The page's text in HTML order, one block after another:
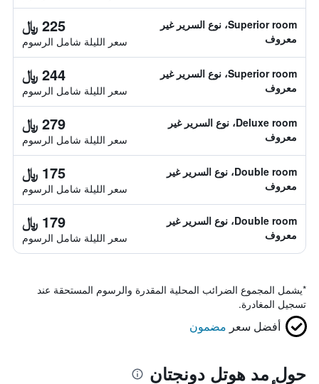
Superior room، نوع السرير غير
معروف
225 ﷼
سعر الليلة شامل الرسوم
Superior room، نوع السرير غير
معروف
244 ﷼
سعر الليلة شامل الرسوم
Deluxe room، نوع السرير غير
معروف
279 ﷼
سعر الليلة شامل الرسوم
Double room، نوع السرير غير
معروف
175 ﷼
سعر الليلة شامل الرسوم
Double room، نوع السرير غير
معروف
179 ﷼
سعر الليلة شامل الرسوم
*يشمل المجموع الضرائب المحلية المقدرة والرسوم المستحقة عند
تسجيل المغادرة.
أفضل سعر مضمون
حول ٕمد هوتل دونجتان